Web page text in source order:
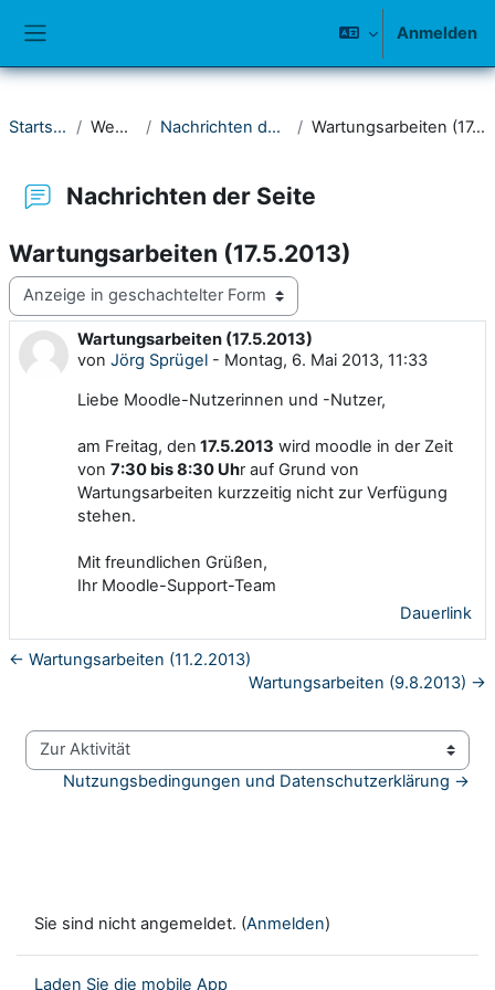
Anmelden
Startseite Website Nachrichten der Seite Wartungsarbeiten (17.5.2013)
Nachrichten der Seite
Wartungsarbeiten (17.5.2013)
Anzeigemodus
Wartungsarbeiten (17.5.2013)
von Jörg Sprügel - Montag, 6. Mai 2013, 11:33
Anzahl Antworten: 0
Liebe Moodle-Nutzerinnen und -Nutzer,
am Freitag, den 17.5.2013 wird moodle in der Zeit
von 7:30 bis 8:30 Uhr auf Grund von
Wartungsarbeiten kurzzeitig nicht zur Verfügung
stehen.
Mit freundlichen Grüßen,
Ihr Moodle-Support-Team
Dauerlink
← Wartungsarbeiten (11.2.2013)
Wartungsarbeiten (9.8.2013) →
Zur Aktivität
Nutzungsbedingungen und Datenschutzerklärung →
Sie sind nicht angemeldet. (Anmelden)
Laden Sie die mobile App